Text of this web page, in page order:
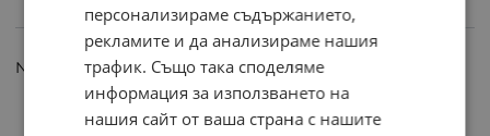
ИНФОРМАЦИЯ
N NF-L 100V 15A 90W >3MHz, TO-220
персонализираме съдържанието,
рекламите и да анализираме нашия
трафик. Също така споделяме
информация за използването на
нашия сайт от ваша страна с нашите